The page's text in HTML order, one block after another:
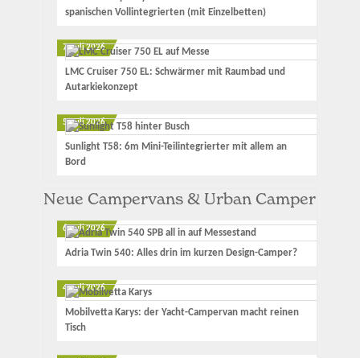
spanischen Vollintegrierten (mit Einzelbetten)
7. Juli 2026
LMC Cruiser 750 EL: Schwärmer mit Raumbad und
Autarkiekonzept
5. Juli 2026
Sunlight T58: 6m Mini-Teilintegrierter mit allem an
Bord
Neue Campervans & Urban Camper
6. Juli 2026
Adria Twin 540: Alles drin im kurzen Design-Camper?
4. Juli 2026
Mobilvetta Karys: der Yacht-Campervan macht reinen
Tisch